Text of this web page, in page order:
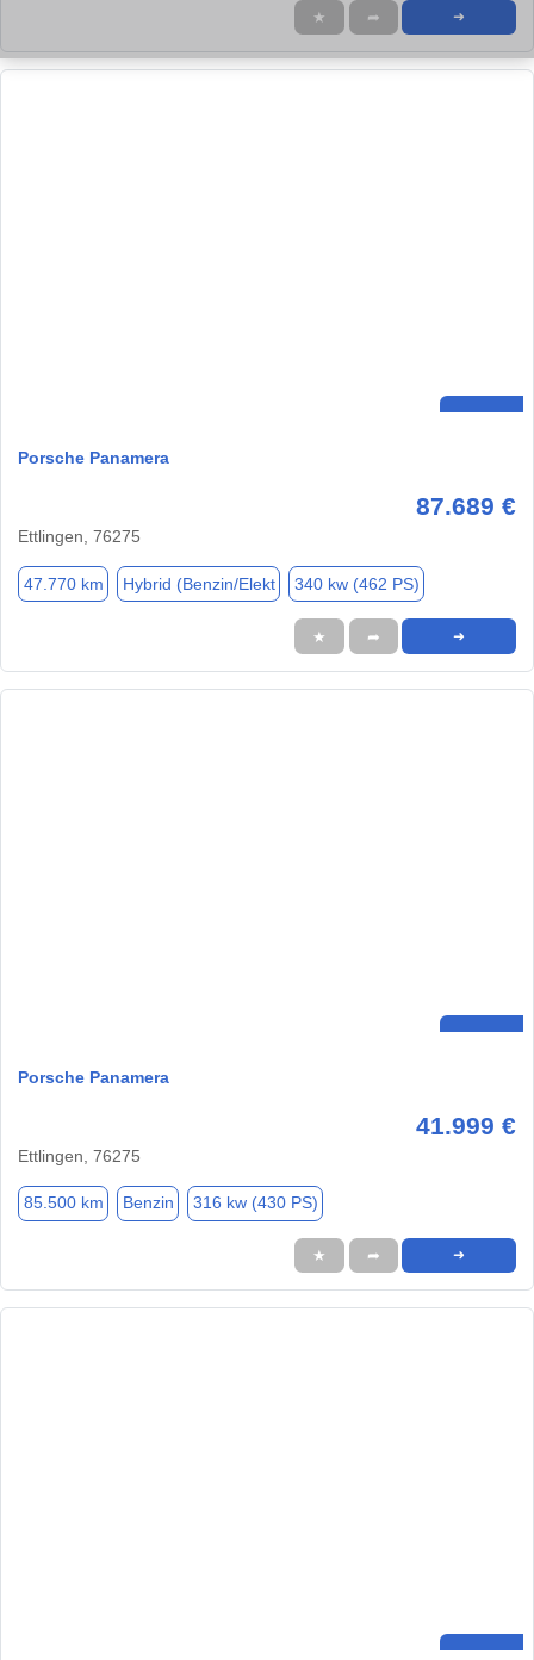
★ ➦ ➜
Porsche Panamera
87.689 €
Ettlingen, 76275
47.770 km Hybrid (Benzin/Elekt 340 kw (462 PS)
★ ➦ ➜
Porsche Panamera
41.999 €
Ettlingen, 76275
85.500 km Benzin 316 kw (430 PS)
★ ➦ ➜